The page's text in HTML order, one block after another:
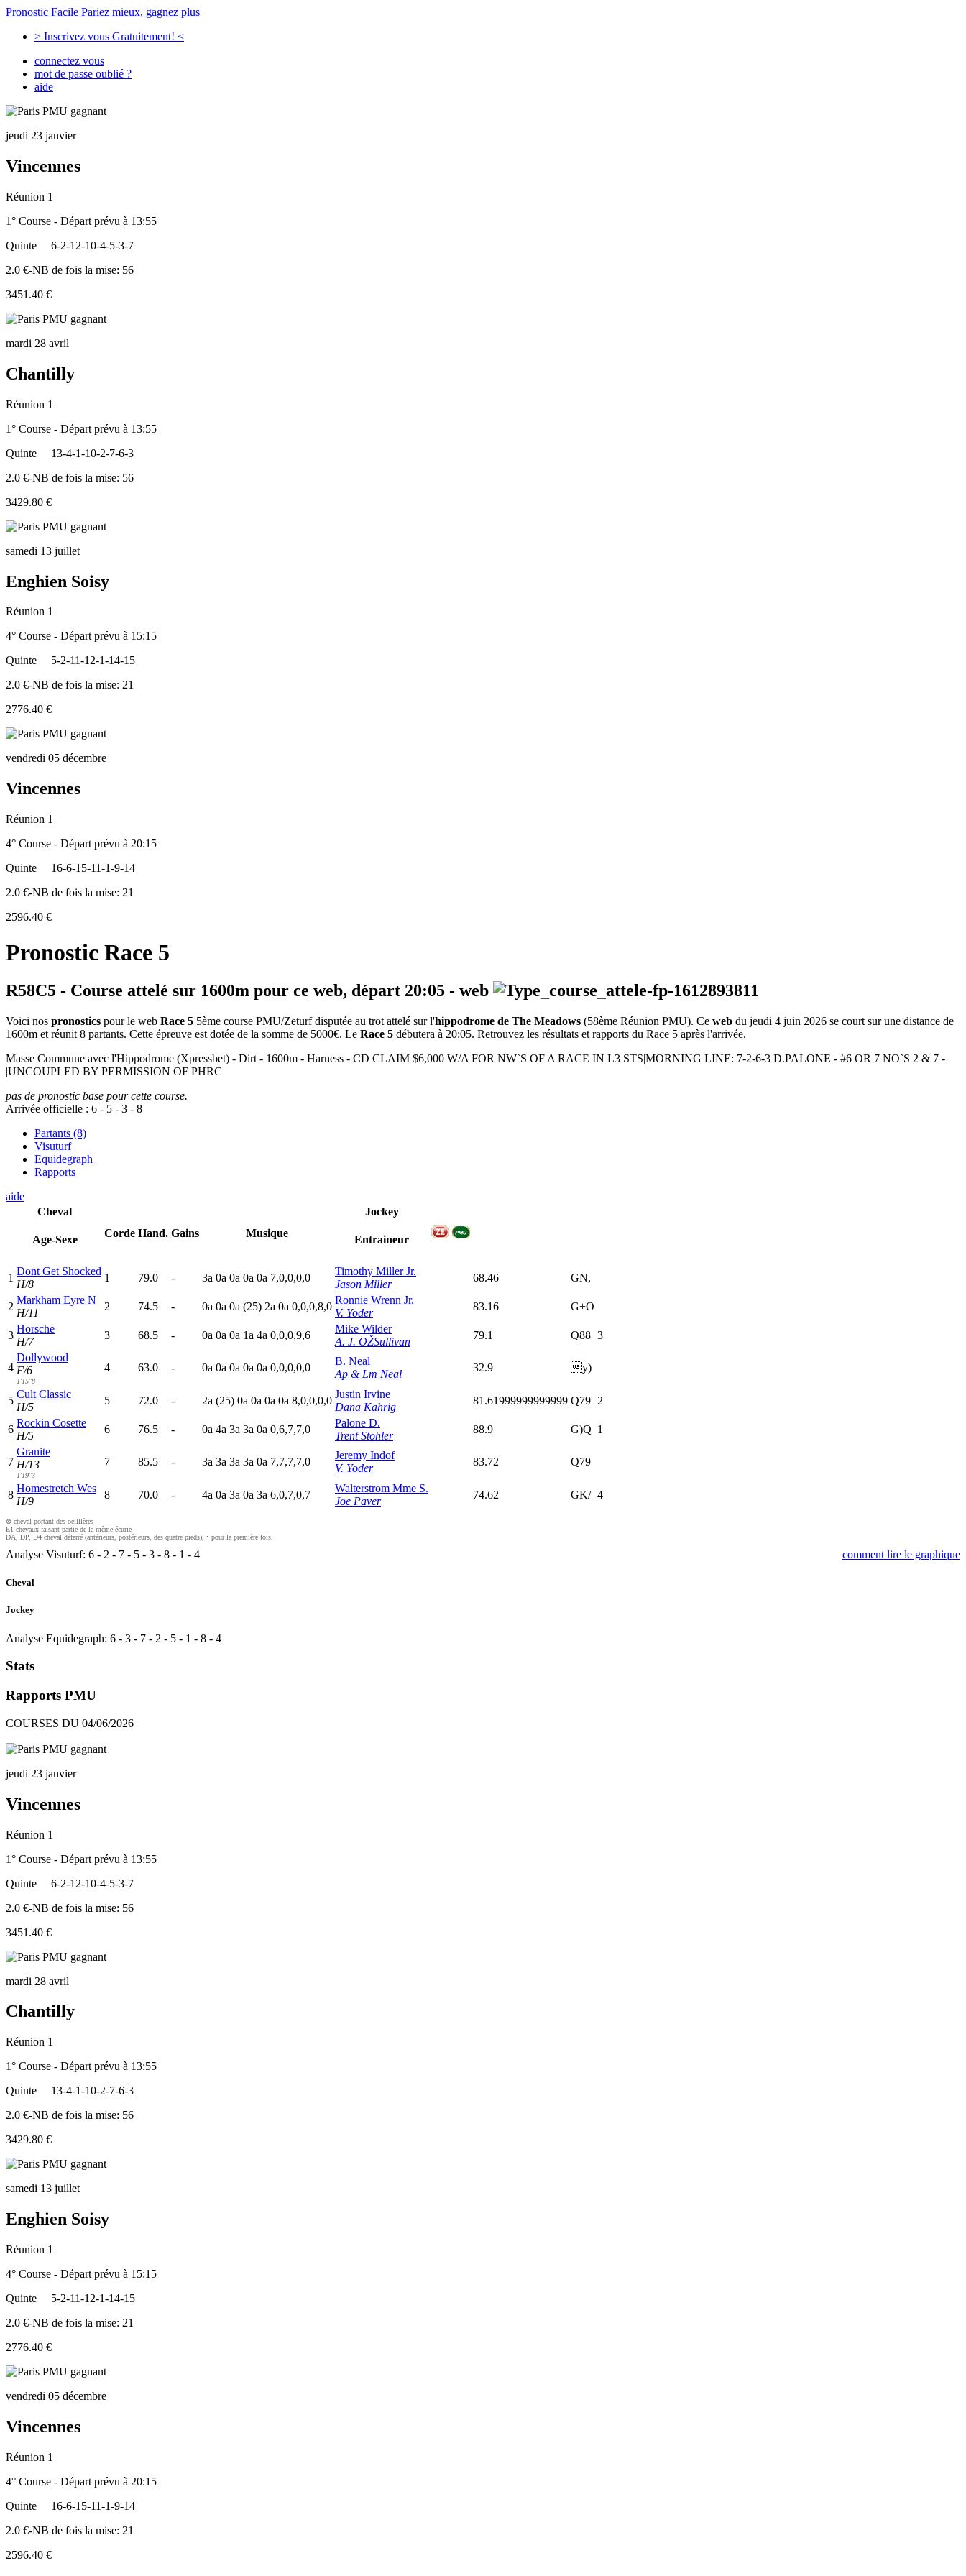
Pronostic Facile Pariez mieux, gagnez plus
> Inscrivez vous Gratuitement! <
connectez vous
mot de passe oublié ?
aide
jeudi 23 janvier
Vincennes
Réunion 1
1° Course - Départ prévu à 13:55
Quinte
6-2-12-10-4-5-3-7
2.0 €-NB de fois la mise: 56
3451.40 €
mardi 28 avril
Chantilly
Réunion 1
1° Course - Départ prévu à 13:55
Quinte
13-4-1-10-2-7-6-3
2.0 €-NB de fois la mise: 56
3429.80 €
samedi 13 juillet
Enghien Soisy
Réunion 1
4° Course - Départ prévu à 15:15
Quinte
5-2-11-12-1-14-15
2.0 €-NB de fois la mise: 21
2776.40 €
vendredi 05 décembre
Vincennes
Réunion 1
4° Course - Départ prévu à 20:15
Quinte
16-6-15-11-1-9-14
2.0 €-NB de fois la mise: 21
2596.40 €
Pronostic Race 5
R58C5 - Course attelé sur 1600m pour ce web, départ 20:05 - web
Voici nos pronostics pour le web Race 5 5ème course PMU/Zeturf disputée au trot attelé sur l'hippodrome de The Meadows (58ème Réunion PMU). Ce web du jeudi 4 juin 2026 se court sur une distance de
1600m et réunit 8 partants. Cette épreuve est dotée de la somme de 5000€. Le Race 5 débutera à 20:05. Retrouvez les résultats et rapports du Race 5 après l'arrivée.
Masse Commune avec l'Hippodrome (Xpressbet) - Dirt - 1600m - Harness - CD CLAIM $6,000 W/A FOR NW`S OF A RACE IN L3 STS|MORNING LINE: 7-2-6-3 D.PALONE - #6 OR 7 NO`S 2 & 7 -
|UNCOUPLED BY PERMISSION OF PHRC
pas de pronostic base pour cette course.
Arrivée officielle : 6 - 5 - 3 - 8
Partants (8)
Visuturf
Equidegraph
Rapports
aide
Cheval
Age-Sexe
Corde Hand. Gains Musique
Jockey
Entraineur
1
Dont Get Shocked
H/8
1 79.0 - 3a 0a 0a 0a 0a 7,0,0,0,0
Timothy Miller Jr.
Jason Miller
68.46 GN,
2
Markham Eyre N
H/11
2 74.5 - 0a 0a 0a (25) 2a 0a 0,0,0,8,0
Ronnie Wrenn Jr.
V. Yoder
83.16 G+O
3
Horsche
H/7
3 68.5 - 0a 0a 0a 1a 4a 0,0,0,9,6
Mike Wilder
A. J. OŽSullivan
79.1 Q88 3
4
Dollywood
F/6
1'15"8
4 63.0 - 0a 0a 0a 0a 0a 0,0,0,0,0
B. Neal
Ap & Lm Neal
32.9 y)
5
Cult Classic
H/5
5 72.0 - 2a (25) 0a 0a 0a 0a 8,0,0,0,0
Justin Irvine
Dana Kahrig
81.61999999999999 Q79 2
6
Rockin Cosette
H/5
6 76.5 - 0a 4a 3a 3a 0a 0,6,7,7,0
Palone D.
Trent Stohler
88.9 G)Q 1
7
Granite
H/13
1'19"3
7 85.5 - 3a 3a 3a 3a 0a 7,7,7,7,0
Jeremy Indof
V. Yoder
83.72 Q79
8
Homestretch Wes
H/9
8 70.0 - 4a 0a 3a 0a 3a 6,0,7,0,7
Walterstrom Mme S.
Joe Paver
74.62 GK/ 4
⊗ cheval portant des oeilllères
E1 chevaux faisant partie de la même écurie
DA, DP, D4 cheval déferré (antérieurs, postérieurs, des quatre pieds), • pour la première fois.
Analyse Visuturf: 6 - 2 - 7 - 5 - 3 - 8 - 1 - 4 comment lire le graphique
Cheval
Jockey
Analyse Equidegraph: 6 - 3 - 7 - 2 - 5 - 1 - 8 - 4
Stats
Rapports PMU
COURSES DU 04/06/2026
jeudi 23 janvier
Vincennes
Réunion 1
1° Course - Départ prévu à 13:55
Quinte
6-2-12-10-4-5-3-7
2.0 €-NB de fois la mise: 56
3451.40 €
mardi 28 avril
Chantilly
Réunion 1
1° Course - Départ prévu à 13:55
Quinte
13-4-1-10-2-7-6-3
2.0 €-NB de fois la mise: 56
3429.80 €
samedi 13 juillet
Enghien Soisy
Réunion 1
4° Course - Départ prévu à 15:15
Quinte
5-2-11-12-1-14-15
2.0 €-NB de fois la mise: 21
2776.40 €
vendredi 05 décembre
Vincennes
Réunion 1
4° Course - Départ prévu à 20:15
Quinte
16-6-15-11-1-9-14
2.0 €-NB de fois la mise: 21
2596.40 €